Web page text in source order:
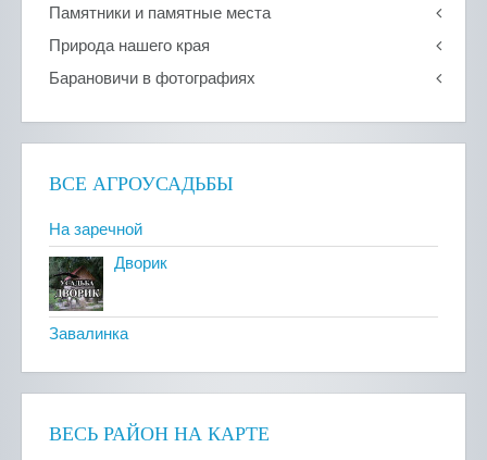
Памятники и памятные места
Природа нашего края
Барановичи в фотографиях
ВСЕ АГРОУСАДЬБЫ
На заречной
Дворик
Завалинка
ВЕСЬ РАЙОН НА КАРТЕ